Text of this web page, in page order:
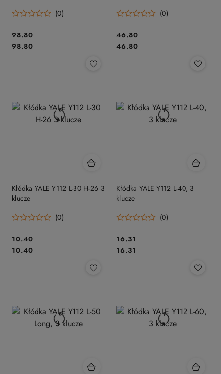
(0)
Cena:
98.80
Cena:
98.80
(0)
Cena:
46.80
Cena:
46.80
Kłódka YALE Y112 L-30 H-26 3
klucze
(0)
Cena:
10.40
Cena:
10.40
Kłódka YALE Y112 L-40, 3
klucze
(0)
Cena:
16.31
Cena:
16.31